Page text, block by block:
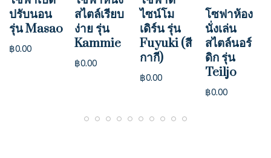
ปรับนอน
รุ่น Masao
฿0.00
สไตล์เรียบ
ง่าย รุ่น
Kammie
฿0.00
ไซน์โม
เดิร์น รุ่น
Fuyuki (สี
กากี)
฿0.00
โซฟาห้อง
นั่งเล่น
สไตล์นอร์
ดิก รุ่น
Teiljo
฿0.00